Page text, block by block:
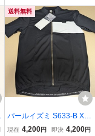
送料無料
パールイズミ S633-B XL
スプリットジャージ 半袖
現在 4,200円 即決 4,200円